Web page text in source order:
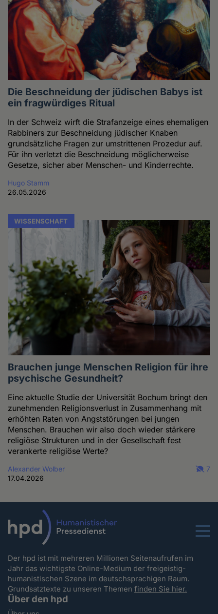
Die Beschneidung der jüdischen Babys ist
ein fragwürdiges Ritual
In der Schweiz wirft die Strafanzeige eines ehemaligen
Rabbiners zur Beschneidung jüdischer Knaben
grundsätzliche Fragen zur umstrittenen Prozedur auf.
Für ihn verletzt die Beschneidung möglicherweise
Gesetze, sicher aber Menschen- und Kinderrechte.
Hugo Stamm
26.05.2026
WISSENSCHAFT
Brauchen junge Menschen Religion für ihre
psychische Gesundheit?
Eine aktuelle Studie der Universität Bochum bringt den
zunehmenden Religionsverlust in Zusammenhang mit
erhöhten Raten von Angststörungen bei jungen
Menschen. Brauchen wir also doch wieder stärkere
religiöse Strukturen und in der Gesellschaft fest
verankerte religiöse Werte?
Alexander Wolber
17.04.2026
7
Menu
Der hpd ist mit mehreren Millionen Seitenaufrufen im
Jahr das wichtigste Online-Medium der freigeistig-
humanistischen Szene im deutschsprachigen Raum.
Grundsatztexte zu unseren Themenfinden Sie hier.
Über den hpd